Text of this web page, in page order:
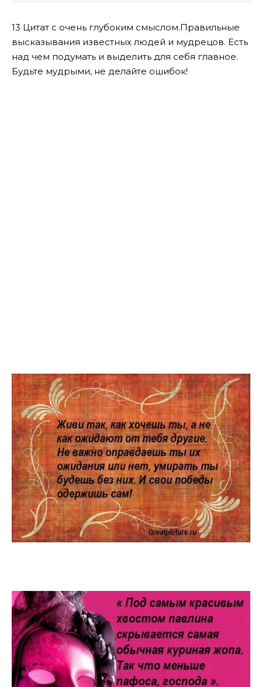
13 Цитат с очень глубоким смыслом.Правильные
высказывания известных людей и мудрецов. Есть
над чем подумать и выделить для себя главное.
Будьте мудрыми, не делайте ошибок!